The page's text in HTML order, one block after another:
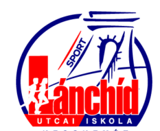
content